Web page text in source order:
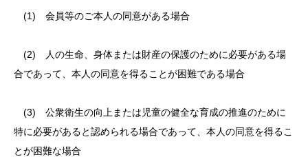
(1) 会員等のご本人の同意がある場合
(2) 人の生命、身体または財産の保護のために必要がある場
合であって、本人の同意を得ることが困難である場合
(3) 公衆衛生の向上または児童の健全な育成の推進のために
特に必要があると認められる場合であって、本人の同意を得るこ
とが困難な場合